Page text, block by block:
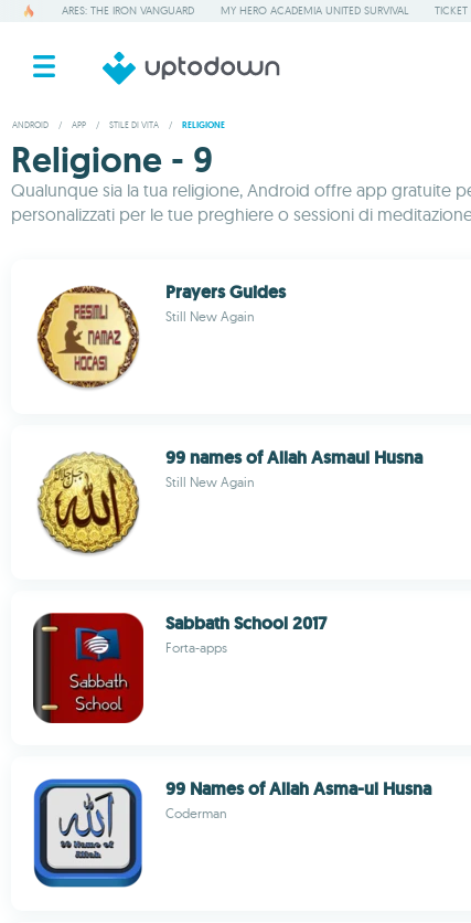
ARES: THE IRON VANGUARD MY HERO ACADEMIA UNITED SURVIVAL TICKET
ANDROID / APP / STILE DI VITA / RELIGIONE
Religione - 9
Qualunque sia la tua religione, Android offre app gratuite
personalizzati per le tue preghiere o sessioni di
Prayers Guides
Still New Again
99 names of Allah Asmaul Husna
Still New Again
Sabbath School 2017
Forta-apps
99 Names of Allah Asma-ul Husna
Coderman